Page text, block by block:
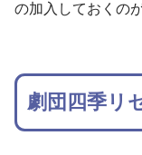
の加入しておくの
劇団四季リ